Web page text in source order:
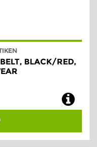
BLACK/RED,